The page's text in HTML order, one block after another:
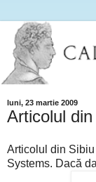
luni, 23 martie 2009
Articolul
Articolul din
Systems. Dacă